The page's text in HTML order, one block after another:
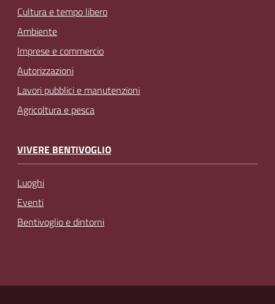
Cultura e tempo libero
Ambiente
Imprese e commercio
Autorizzazioni
Lavori pubblici e manutenzioni
Agricoltura e pesca
VIVERE BENTIVOGLIO
Luoghi
Eventi
Bentivoglio e dintorni